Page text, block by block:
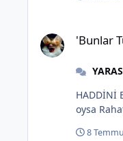
'Bunlar
HADDİNİ
oysa
8